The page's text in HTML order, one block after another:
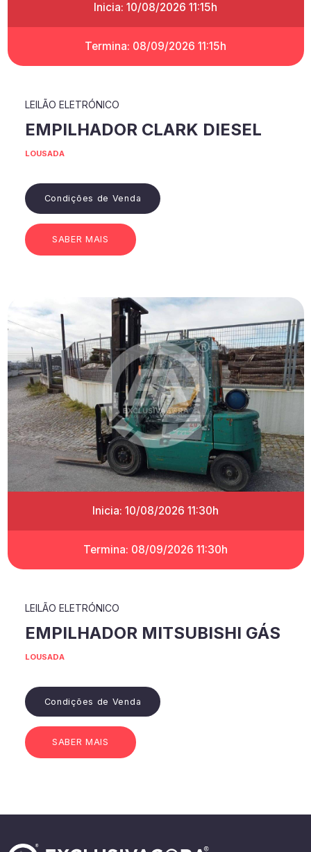
Inicia: 10/08/2026 11:15h
Termina: 08/09/2026 11:15h
LEILÃO ELETRÓNICO
EMPILHADOR CLARK DIESEL
LOUSADA
Condições de Venda
SABER MAIS
Inicia: 10/08/2026 11:30h
Termina: 08/09/2026 11:30h
LEILÃO ELETRÓNICO
EMPILHADOR MITSUBISHI GÁS
LOUSADA
Condições de Venda
SABER MAIS